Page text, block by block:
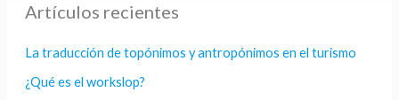
Artículos recientes
La traducción de topónimos y antropónimos en el turismo
¿Qué es el workslop?